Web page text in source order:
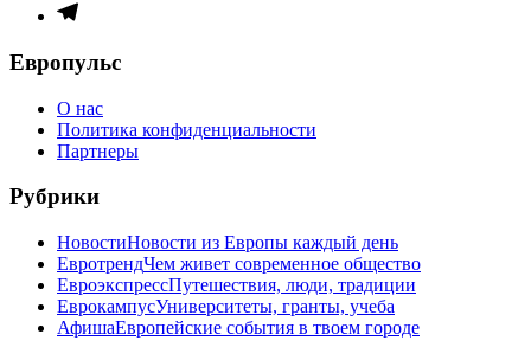
меню
Элемент
Европульс
О нас
Политика конфиденциальности
Партнеры
Рубрики
НовостиНовости из Европы каждый день
ЕвротрендЧем живет современное общество
ЕвроэкспрессПутешествия, люди, традиции
ЕврокампусУниверситеты, гранты, учеба
АфишаЕвропейские события в твоем городе